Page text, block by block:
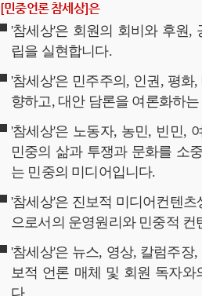
[민중언론 참세상]은
'참세상'은 회원의 회비와 후원,
립을 실현합니다.
'참세상'은 민주주의, 인권, 평
향하고, 대안 담론을 여론화하
'참세상'은 노동자, 농민, 빈민,
민중의 삶과 투쟁과 문화를 소
는 민중의 미디어입니다.
'참세상'은 진보적 미디어컨텐
으로서의 운영원리와 민중적
'참세상'은 뉴스, 영상, 칼럼주
보적 언론 매체 및 회원 독자와
다.